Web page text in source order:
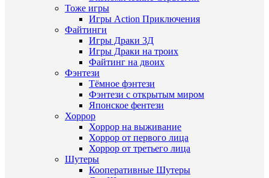
Тоже игры
Игры Action Приключения
Файтинги
Игры Драки 3Д
Игры Драки на троих
Файтинг на двоих
Фэнтези
Тёмное фэнтези
Фэнтези с открытым миром
Японское фентези
Хоррор
Хоррор на выживание
Хоррор от первого лица
Хоррор от третьего лица
Шутеры
Кооперативные Шутеры